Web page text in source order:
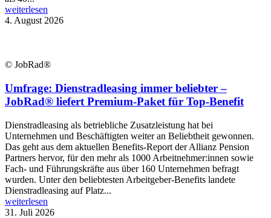
weiterlesen
4. August 2026
© JobRad®
Umfrage: Dienstradleasing immer beliebter –
JobRad® liefert Premium-Paket für Top-Benefit
Dienstradleasing als betriebliche Zusatzleistung hat bei
Unternehmen und Beschäftigten weiter an Beliebtheit gewonnen.
Das geht aus dem aktuellen Benefits-Report der Allianz Pension
Partners hervor, für den mehr als 1000 Arbeitnehmer:innen sowie
Fach- und Führungskräfte aus über 160 Unternehmen befragt
wurden. Unter den beliebtesten Arbeitgeber-Benefits landete
Dienstradleasing auf Platz...
weiterlesen
31. Juli 2026